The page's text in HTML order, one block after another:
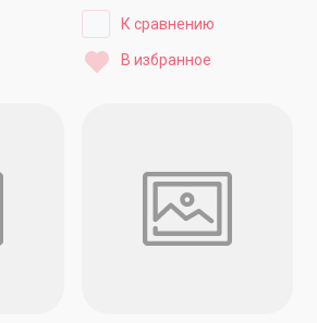
К сравнению
В избранное